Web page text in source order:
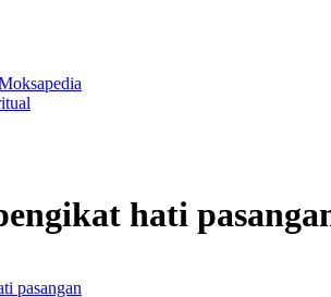
hati
pasangan